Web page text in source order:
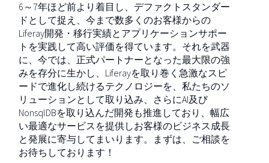
6～7年ほど前より着目し、デファクトスタンダー
ドとして捉え、今まで数多くのお客様からの
Liferay開発・移行実績とアプリケーションサポー
トを実践して高い評価を得ています。それを武器
に、今では、正式パートナーとなった最大限の強
みを存分に生かし、Liferayを取り巻く急激なスピ
ードで進化し続けるテクノロジーを、私たちのソ
リューションとして取り込み、さらにAI及び
NonsqlDBを取り込んだ開発も推進しており、幅広
い最適なサービスを提供しお客様のビジネス成長
と発展に寄与してまいります。まずは、ご相談を
お待ちしております！